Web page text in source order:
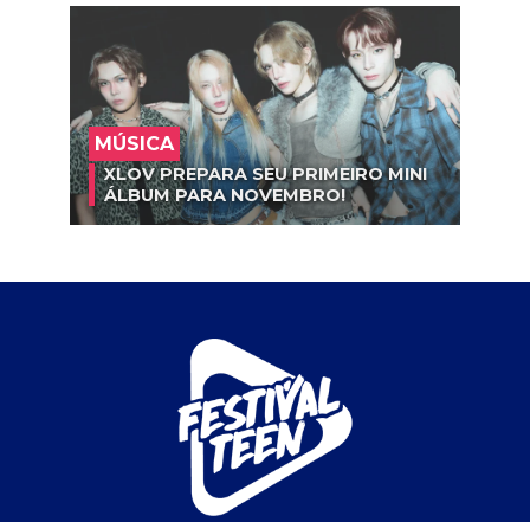
MÚSICA
XLOV PREPARA SEU PRIMEIRO MINI
ÁLBUM PARA NOVEMBRO!